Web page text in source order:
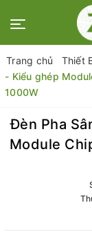
Trang chủ Thiết
- Kiểu ghép
1000W
Đèn Pha
Module